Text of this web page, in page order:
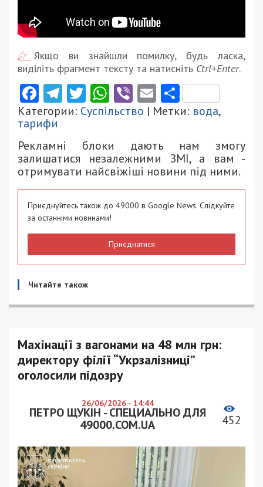
Якщо ви знайшли помилку, будь ласка,
виділіть фрагмент тексту та натисніть Ctrl+Enter.
Facebook
Telegram
Twitter
WhatsApp
ViberEmail
Категории: Суспільство | Метки: вода,
тарифи
Рекламні блоки дають нам змогу
залишатися незалежними ЗМІ, а вам -
отримувати найсвіжіші новини під ними.
Приєднуйтесь також до 49000 в Google News. Слідкуйте
за останніми новинами!
Приєднатися
Читайте також
Махінації з вагонами на 48 млн грн:
директору філії “Укрзалізниці”
оголосили підозру
26/06/2026 - 14:44
ПЕТРО ЩУКІН - СПЕЦИАЛЬНО ДЛЯ
49000.COM.UA
452